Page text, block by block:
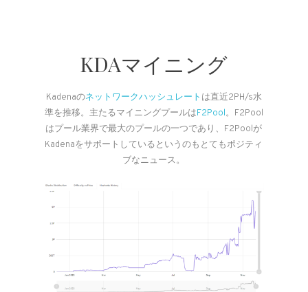
KDAマイニング
Kadenaのネットワークハッシュレート は直近2PH/s水
準を推移。主たるマイニングプールはF2Pool。F2Pool
はプール業界で最大のプールの一つであり、F2Poolが
Kadenaをサポートしているというのもとてもポジティ
ブなニュース。